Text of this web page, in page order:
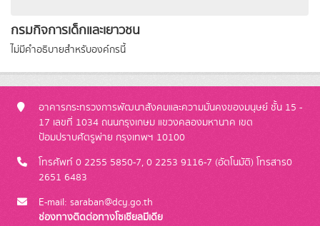
กรมกิจการเด็กและเยาวชน
ไม่มีคำอธิบายสำหรับองค์กรนี้
อาคารกระทรวงการพัฒนาสังคมและความมั่นคงของมนุษย์ ชั้น 15 -
17 เลขที่ 1034 ถนนกรุงเกษม แขวงคลองมหานาค เขต
ป้อมปราบศัตรูพ่าย กรุงเทพฯ 10100
โทรศัพท์ 0 2255 5850-7, 0 2253 9116-7 (อัตโนมัติ) โทรสาร0
2651 6483
E-mail: saraban@dcy.go.th
ช่องทางติดต่อทางโซเชียลมีเดีย